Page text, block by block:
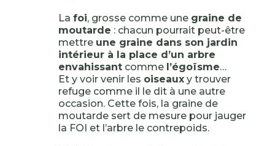
La foi, grosse comme une graine de
moutarde : chacun pourrait peut-être
mettre une graine dans son jardin
intérieur à la place d’un arbre
envahissantcomme l’égoïsme…
Et y voir venir les oiseauxy trouver
refuge comme il le dit à une autre
occasion. Cette fois, la graine de
moutarde sert de mesure pour jauger
la FOI et l’arbre le contrepoids.